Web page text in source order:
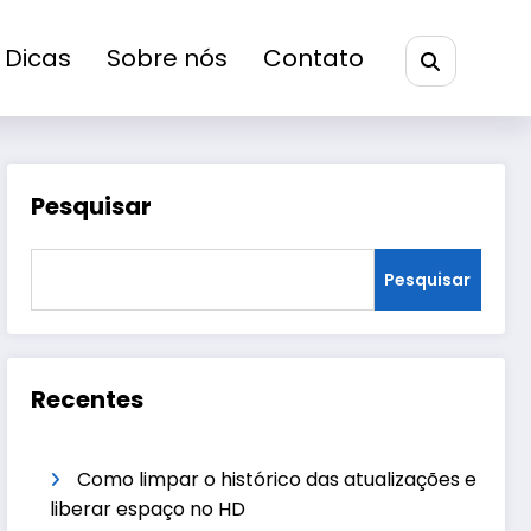
Dicas Sobre nós Contato
Pesquisar
Pesquisar
Recentes
Como limpar o histórico das atualizações e
liberar espaço no HD